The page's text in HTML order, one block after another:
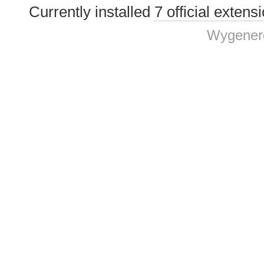
Currently installed 7 official